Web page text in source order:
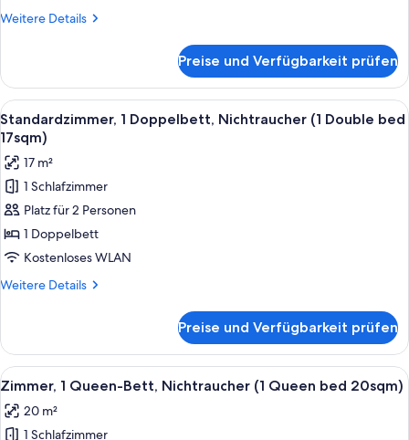
30sqm)
Weitere Details
Weitere
Zweibettzimmer,
2 Einzelbetten,
Nichtraucher,
Eckzimmer
(Twin
bed
30sqm)
Preise und Verfügbarkeit prüfen
Alle
Fotos
für
Standardzimmer,
Doppelbett,
Nichtraucher
(1
Double
anzeigen
Ein Hotelzimmer mit Bett,
5
Standardzimmer, 1 Doppelbett, Nichtraucher (1 Double bed
17sqm)
17 m²
1 Schlafzimmer
Platz für 2 Personen
1 Doppelbett
Kostenloses WLAN
Weitere Details
Weitere
1
Doppelbett,
Nichtraucher
Double
bed
Preise und Verfügbarkeit prüfen
Alle
Fotos
für
Ein Hotelzimmer mit einem großen
5
Zimmer, 1 Queen-Bett, Nichtraucher (1 Queen bed 20sqm)
20 m²
1 Schlafzimmer